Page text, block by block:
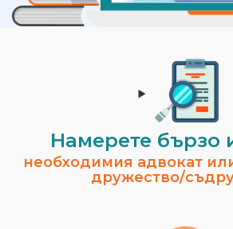
Намерете бързо
необходимия адвокат
дружество/